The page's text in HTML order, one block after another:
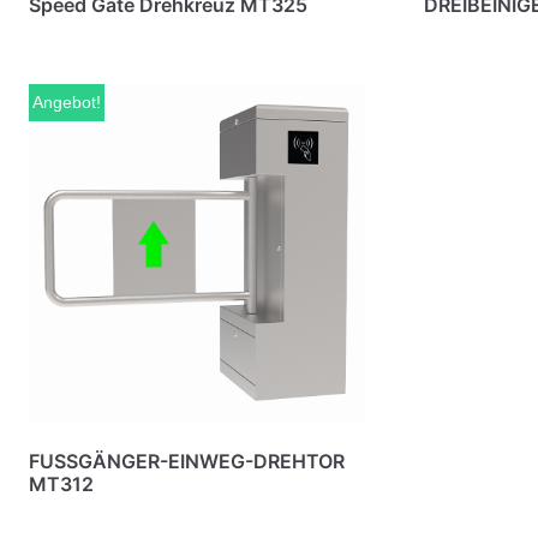
Speed Gate Drehkreuz MT325
Angebot!
FUSSGÄNGER-EINWEG-DREHTOR
MT312